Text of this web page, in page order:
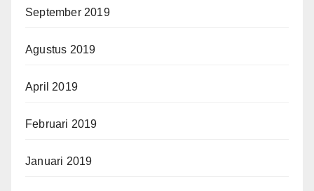
September 2019
Agustus 2019
April 2019
Februari 2019
Januari 2019